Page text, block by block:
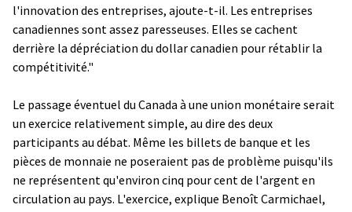
l'innovation des entreprises, ajoute-t-il. Les entreprises
canadiennes sont assez paresseuses. Elles se cachent
derrière la dépréciation du dollar canadien pour rétablir la
compétitivité."
Le passage éventuel du Canada à une union monétaire serait
un exercice relativement simple, au dire des deux
participants au débat. Même les billets de banque et les
pièces de monnaie ne poseraient pas de problème puisqu'ils
ne représentent qu'environ cinq pour cent de l'argent en
circulation au pays. L'exercice, explique Benoît Carmichael,